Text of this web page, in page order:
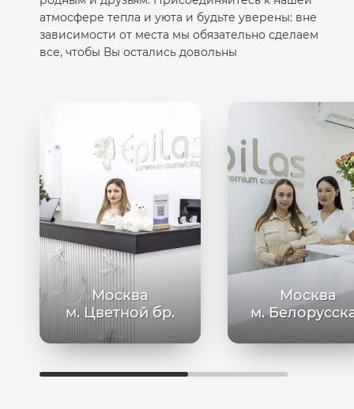
атмосфере тепла и уюта и будьте уверены: вне
зависимости от места мы обязательно сделаем
все, чтобы Вы остались довольны